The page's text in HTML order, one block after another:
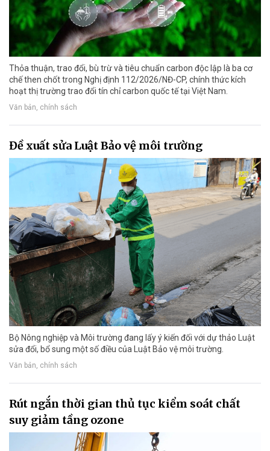
Thỏa thuận, trao đổi, bù trừ và tiêu chuẩn carbon độc lập là ba cơ
chế then chốt trong Nghị định 112/2026/NĐ-CP, chính thức kích
hoạt thị trường trao đổi tín chỉ carbon quốc tế tại Việt Nam.
Văn bản, chính sách
Đề xuất sửa Luật Bảo vệ môi trường
Bộ Nông nghiệp và Môi trường đang lấy ý kiến đối với dự thảo Luật
sửa đổi, bổ sung một số điều của Luật Bảo vệ môi trường.
Văn bản, chính sách
Rút ngắn thời gian thủ tục kiểm soát chất
suy giảm tầng ozone